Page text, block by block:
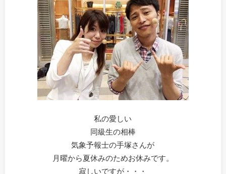
私の愛しい
同級生の相棒
気象予報士の手塚さんが
月曜から夏休みのためお休みです。
寂しいですが・・・